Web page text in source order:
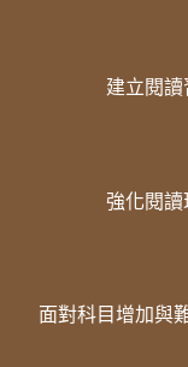
建立閱
強化閱讀
面對科目增加與